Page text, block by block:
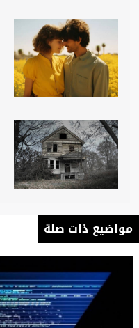
مواضيع ذات صلة